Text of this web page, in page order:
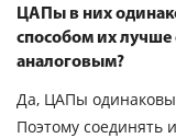
ЦАПы в них
способом их
аналоговым?
Да, ЦАПы
Поэтому соединять